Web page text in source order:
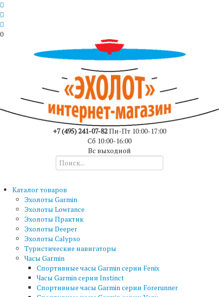
0
+7 (495) 241-07-82Пн-Пт 10:00-17:00
Сб 10:00-16:00
Вс выходной
Каталог товаров
Эхолоты Garmin
Эхолоты Lowrance
Эхолоты Практик
Эхолоты Deeper
Эхолоты Calypso
Туристические навигаторы
Часы Garmin
Спортивные часы Garmin серии Fenix
Часы Garmin серии Instinct
Спортивные часы Garmin серии Forerunner